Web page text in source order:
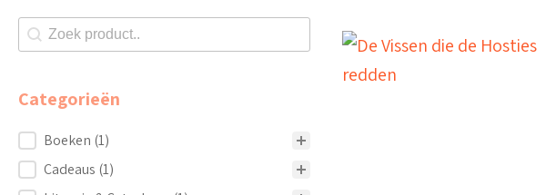
Zoeken shop
Search content
Categorieën
Categorieën
Boeken (1)
Cadeaus (1)